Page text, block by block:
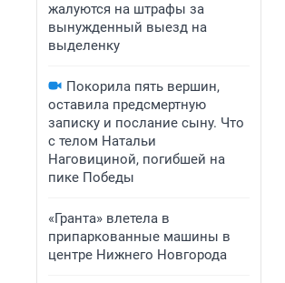
жалуются на штрафы за
вынужденный выезд на
выделенку
Покорила пять вершин,
оставила предсмертную
записку и послание сыну. Что
с телом Натальи
Наговициной, погибшей на
пике Победы
«Гранта» влетела в
припаркованные машины в
центре Нижнего Новгорода